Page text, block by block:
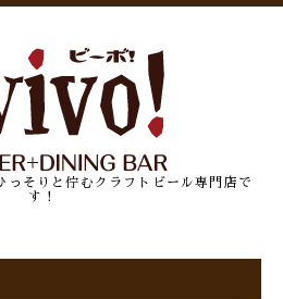
っそりと佇むクラフトビール専門店で
す！